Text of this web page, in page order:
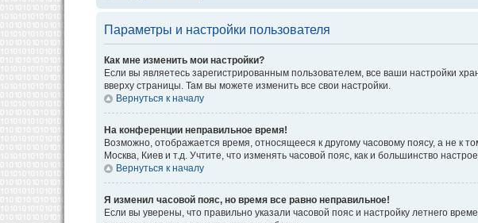
Параметры и настройки пользователя
Как мне изменить мои настройки?
Если вы являетесь зарегистрированным пользователем, все ваши настройки
вверху страницы. Там вы можете изменить все свои настройки.
Вернуться к началу
На конференции неправильное время!
Возможно, отображается время, относящееся к другому часовому поясу, а не к
Москва, Киев и т.д. Учтите, что изменять часовой пояс, как и большинство
Вернуться к началу
Я изменил часовой пояс, но время все равно неправильное!
Если вы уверены, что правильно указали часовой пояс и настройку летнего